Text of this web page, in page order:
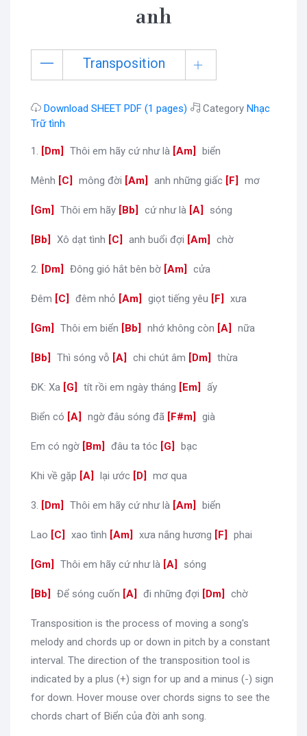
anh
Transposition
Download SHEET PDF (1 pages) Category Nhạc
Trữ tình
1. [Dm Thôi em hãy cứ như là [Am biển
Mênh [C mông đời [Am anh những giấc [F mơ
[Gm Thôi em hãy [Bb cứ như là [A sóng
[Bb Xô dạt tình [C anh buổi đợi [Am chờ
2. [Dm Đông gió hắt bên bờ [Am cửa
Đêm [C đêm nhỏ [Am giọt tiếng yêu [F xưa
[Gm Thôi em biển [Bb nhớ không còn [A nữa
[Bb Thì sóng vỗ [A chi chút âm [Dm thừa
ĐK: Xa [G tít rồi em ngày tháng [Em ấy
Biển có [A ngờ đâu sóng đã [F#m già
Em có ngờ [Bm đâu ta tóc [G bạc
Khi về gặp [A lại ước [D mơ qua
3. [Dm Thôi em hãy cứ như là [Am biển
Lao [C xao tình [Am xưa nắng hương [F phai
[Gm Thôi em hãy cứ như là [A sóng
[Bb Để sóng cuốn [A đi những đợi [Dm chờ
Transposition is the process of moving a song's
melody and chords up or down in pitch by a constant
interval. The direction of the transposition tool is
indicated by a plus (+) sign for up and a minus (-) sign
for down. Hover mouse over chords signs to see the
chords chart of Biển của đời anh song.